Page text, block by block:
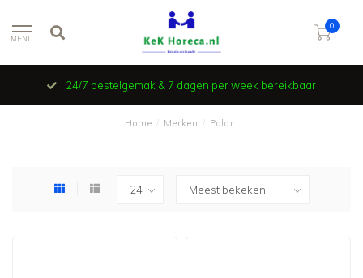
MENU
0
24/7 bestelgemak & 7 dagen per week bereikbaar
Home Merken Polar